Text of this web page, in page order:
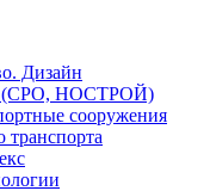
Дизайн
(СРО, НОСТРОЙ)
сооружения
транспорта